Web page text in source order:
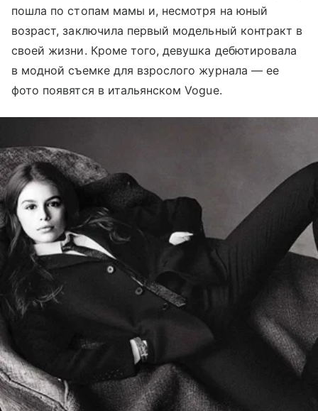
пошла по стопам мамы и, несмотря на юный
возраст, заключила первый модельный контракт в
своей жизни. Кроме того, девушка дебютировала
в модной съемке для взрослого журнала — ее
фото появятся в итальянском Vogue.